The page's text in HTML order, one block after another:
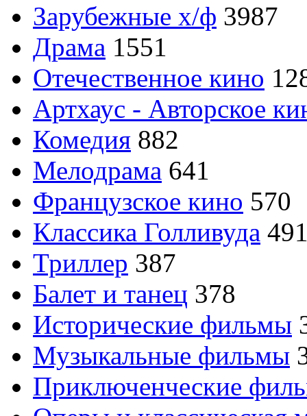
Зарубежные х/ф 3987
Драма 1551
Отечественное кино
Артхаус - Авторское
Комедия 882
Мелодрама 641
Французское кино 570
Классика Голливуда
Триллер 387
Балет и танец 378
Исторические фильмы
Музыкальные фильмы
Приключенческие